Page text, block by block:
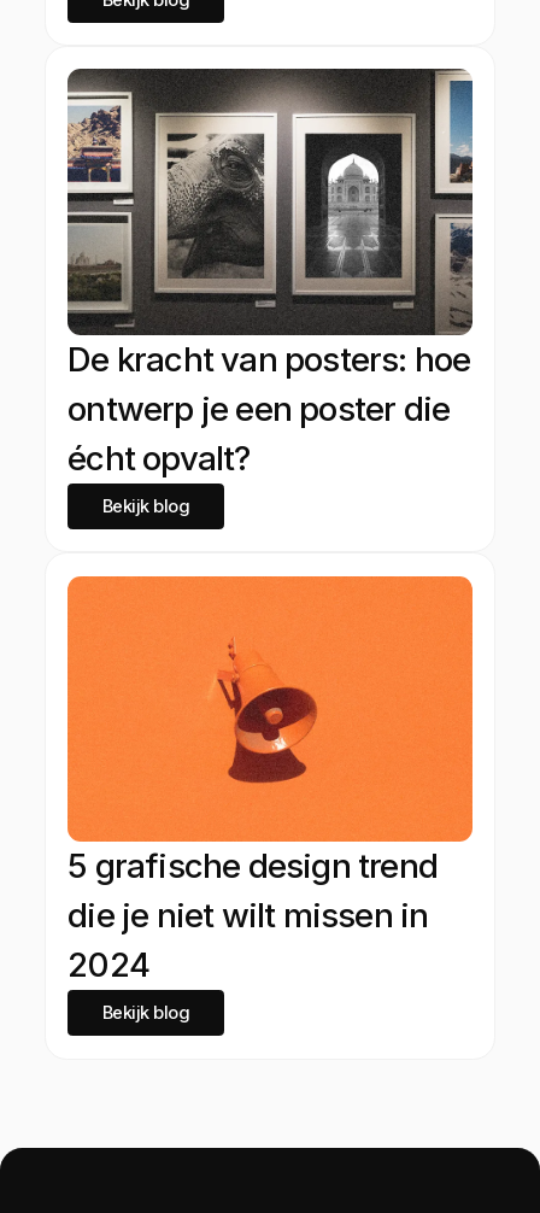
De kracht van posters: hoe
ontwerp je een poster die
écht opvalt?
Bekijk blog
5 grafische design trend
die je niet wilt missen in
2024
Bekijk blog